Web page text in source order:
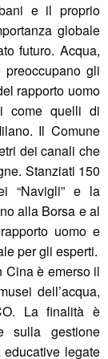
e il proprio
globale
futuro. Acqua,
gli
rapporto uomo
come quelli di
Il Comune
dei canali che
Stanziati 150
“Navigli” e la
alla Borsa e al
uomo e
per gli esperti.
Cina è emerso il
dell’acqua,
La finalità è
sulla gestione
legate